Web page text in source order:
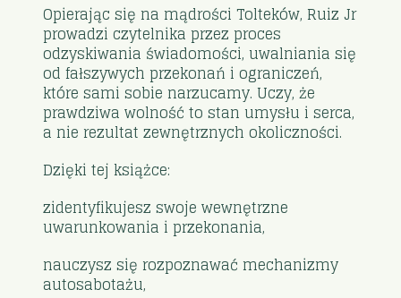
Opierając się na mądrości Tolteków, Ruiz Jr
prowadzi czytelnika przez proces
odzyskiwania świadomości, uwalniania się
od fałszywych przekonań i ograniczeń,
które sami sobie narzucamy. Uczy, że
prawdziwa wolność to stan umysłu i serca,
a nie rezultat zewnętrznych okoliczności.
Dzięki tej książce:
zidentyfikujesz swoje wewnętrzne
uwarunkowania i przekonania,
nauczysz się rozpoznawać mechanizmy
autosabotażu,